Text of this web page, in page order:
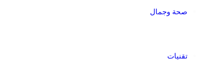
صحة وجمال